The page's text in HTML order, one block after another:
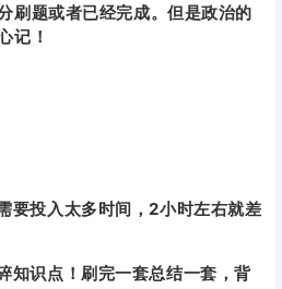
刷题或者已经完成。但是政治的
记！
要投入太多时间，2小时左右就差
知识点！刷完一套总结一套，背